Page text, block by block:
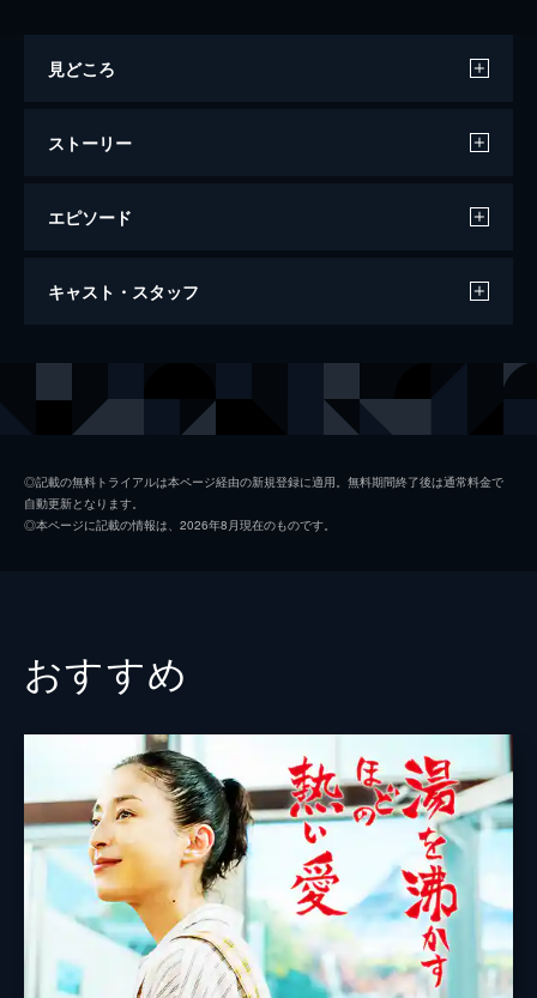
見どころ
ストーリー
エピソード
糸
キャスト・スタッフ
園田 葵 小松菜奈
桐野昭三 永島敏行
矢野 清 竹原ピストル
山田利子 二階堂ふみ
富田幸太郎 松重豊
桐野春子 田中美佐子
園田真由美 山口紗弥加
◎記載の無料トライアルは本ページ経由の新規登録に適用。無料期間終了後は通常料金で
自動更新となります。
◎本ページに記載の情報は、2026年8月現在のものです。
おすすめ